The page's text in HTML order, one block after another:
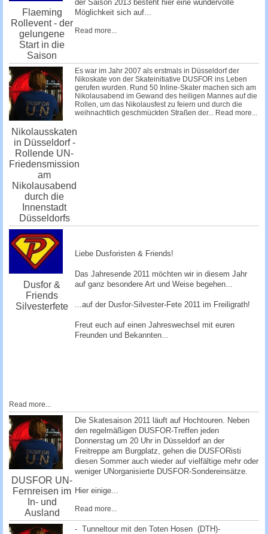
Flaeming
Rollevent - der
gelungene
Start in die
Saison
der Saison 2013 besteht hier eine wundervolle
Möglichkeit sich auf...
Read more...
Nikolausskaten
in Düsseldorf -
Rollende UN-
Friedensmission
am
Nikolausabend
durch die
Innenstadt
Düsseldorfs
Es war im Jahr 2007 als erstmals in Düsseldorf der
Nikoskate von der Skateinitiative DUSFOR ins Leben
gerufen wurden. Rund 50 Inline-Skater machen sich am
Nikolausabend im Gewand des heiligen Mannes auf die
Rollen, um das Nikolausfest zu feiern und durch die
weihnachtlich geschmückten Straßen der... Read more...
Dusfor &
Friends
Silvesterfete
Liebe Dusforisten & Friends!
Das Jahresende 2011 möchten wir in diesem Jahr
auf ganz besondere Art und Weise begehen...
...auf der Dusfor-Silvester-Fete 2011 im Freiligrath!
Freut euch auf einen Jahreswechsel mit euren
Freunden und Bekannten...
Read more...
DUSFOR UN-
Fernreisen im
In- und
Ausland
Die Skatesaison 2011 läuft auf Hochtouren. Neben
den regelmäßigen DUSFOR-Treffen jeden
Donnerstag um 20 Uhr in Düsseldorf an der
Freitreppe am Burgplatz, gehen die DUSFORisti
diesen Sommer auch wieder auf vielfältige mehr oder
weniger UNorganisierte DUSFOR-Sondereinsätze.
Hier einige...
Read more...
- Tunneltour mit den Toten Hosen (DTH)-